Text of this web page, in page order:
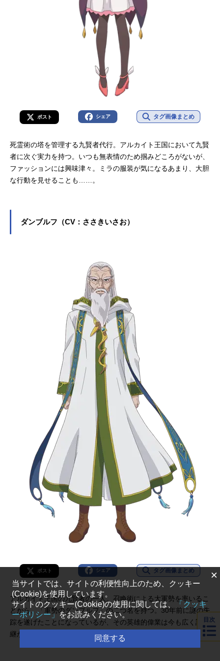
ポスト シェア タグ画像まとめ
死霊術の塔を管理する九賢者代行。アルカイト王国において九賢
者に次ぐ実力を持つ。いつも無表情のため掴みどころがないが、
ファッションには興味津々。ミラの服装が気になるあまり、大胆
な行動を見せることも……。
ダンブルフ（CV：ささきいさお）
ポスト シェア タグ画像まとめ
アルカイト王国の九賢者の一人。召喚術による大軍勢を率いるこ
とから、「軍勢のダンブルフ」の二つ名を持つ。30年前に謎の失
踪を遂げたことになっているが、その英雄的偉業は今も広く語り
継がれている。
目次
×
当サイトでは、サイトの利便性向上のため、クッキー
(Cookie)を使用しています。
サイトのクッキー(Cookie)の使用に関しては、 「クッキ
ーポリシー」をお読みください。
同意する